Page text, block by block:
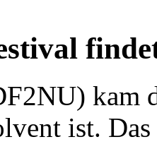
kam
ist.